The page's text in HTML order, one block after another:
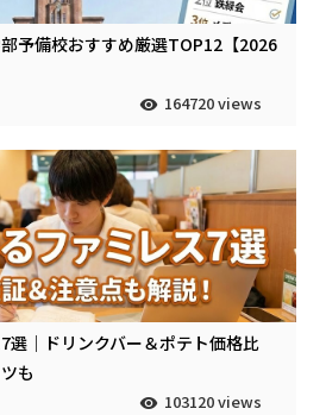
予備校おすすめ厳選TOP12【2026
164720 views
選｜ドリンクバー＆ポテト価格比
も
103120 views